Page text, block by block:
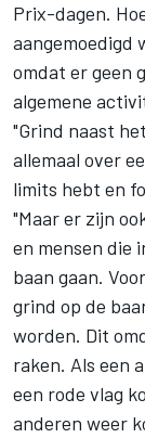
Prix-dagen.
aangemoedigd
omdat er geen
algemene
"Grind naast
allemaal over
limits hebt en
"Maar er zijn
en mensen die
baan gaan.
grind op de
worden. Dit
raken. Als een
een rode vlag
anderen weer